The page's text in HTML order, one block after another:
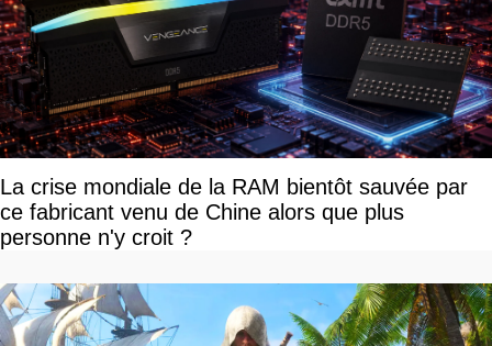
La crise mondiale de la RAM bientôt sauvée par
ce fabricant venu de Chine alors que plus
personne n'y croit ?